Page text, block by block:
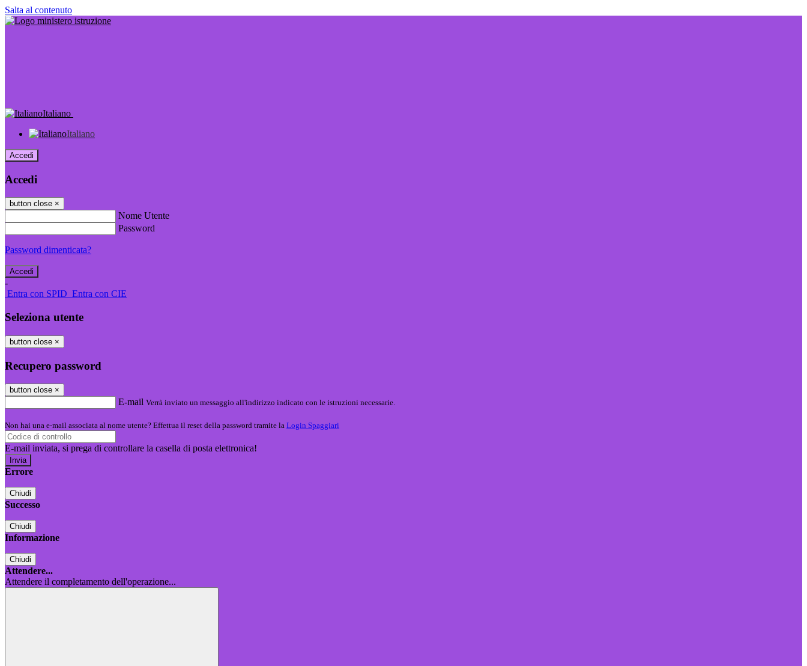
Salta al contenuto
Italiano
Italiano
Accedi
Accedi
button close ×
Nome Utente
Password
Password dimenticata?
-
Entra con SPID Entra con CIE
Seleziona utente
button close ×
Recupero password
button close ×
E-mail Verrà inviato un messaggio all'indirizzo indicato con le istruzioni necessarie.
Non hai una e-mail associata al nome utente? Effettua il reset della password tramite la Login Spaggiari
E-mail inviata, si prega di controllare la casella di posta elettronica!
Errore
Chiudi
Successo
Chiudi
Informazione
Chiudi
Attendere...
Attendere il completamento dell'operazione...